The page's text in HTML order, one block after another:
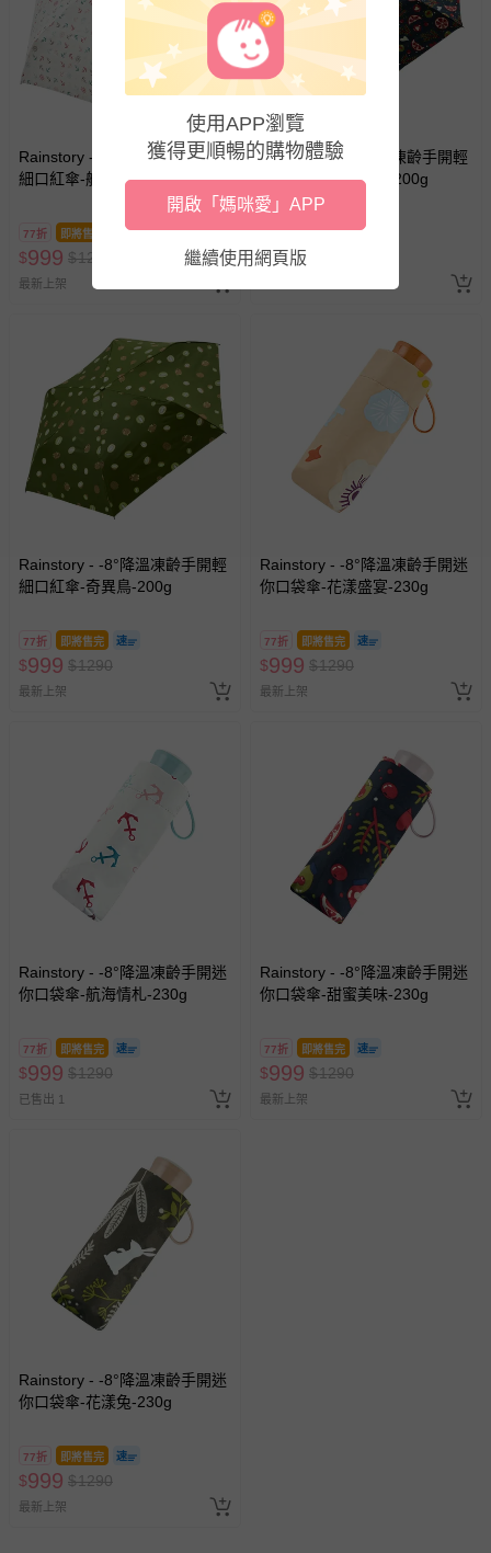
Rainstory - -8°降溫凍齡手開輕
細口紅傘-航海情札-200g
77折 即將售完
$999 $1290
最新上架
Rainstory - -8°降溫凍齡手開輕
細口紅傘-甜蜜美味-200g
77折 即將售完
$999
Rainstory - -8°降溫凍齡手開輕
細口紅傘-奇異鳥-200g
77折 即將售完
$999 $1290
最新上架
Rainstory - -8°降溫凍齡手開迷
你口袋傘-花漾盛宴-230g
77折 即將售完
$999 $1290
最新上架
Rainstory - -8°降溫凍齡手開迷
你口袋傘-航海情札-230g
77折 即將售完
$999 $1290
已售出 1
Rainstory - -8°降溫凍齡手開迷
你口袋傘-甜蜜美味-230g
77折 即將售完
$999 $1290
最新上架
Rainstory - -8°降溫凍齡手開迷
你口袋傘-花漾兔-230g
77折 即將售完
$999 $1290
最新上架
使用APP瀏覽
獲得更順暢的購物體驗
開啟「媽咪愛」APP
繼續使用網頁版